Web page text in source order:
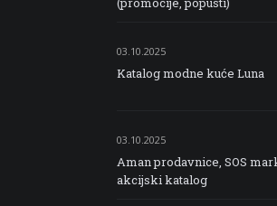
03.10.2025
Katalog modne kuće Luna
03.10.2025
Aman prodavnice, SOS
akcijski katalog